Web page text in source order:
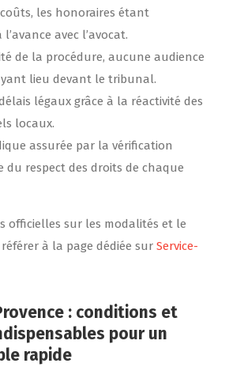
les honoraires étant
avec l’avocat.
de la procédure, aucune audience
lieu devant le tribunal.
légaux grâce à la réactivité des
locaux.
assurée par la vérification
du respect des droits de chaque
officielles sur les modalités et le
à la page dédiée sur Service-
: conditions et
pour un
rapide